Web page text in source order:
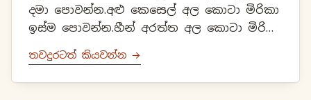
දමා පොවන්න.අළු කෙසෙල් අල කොටා මිරිකා
ඉස්ම පොවන්න.හීන් අරත්ත අල කොටා මිරිකා
ඉස්මට දෙහි ඇඹුල් දමා පොවන්න.
තවදුරටත් කියවන්න →